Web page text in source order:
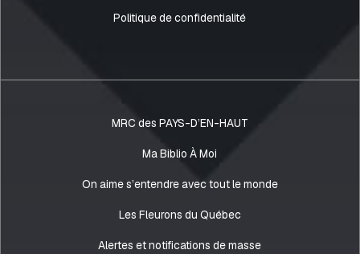
Politique de confidentialité
MRC des PAYS-D’EN-HAUT
Ma Biblio À Moi
On aime s’entendre avec tout le monde
Les Fleurons du Québec
Alertes et notifications de masse